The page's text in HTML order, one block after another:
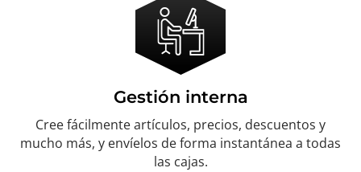
Gestión interna
Cree fácilmente artículos, precios, descuentos y
mucho más, y envíelos de forma instantánea a todas
las cajas.